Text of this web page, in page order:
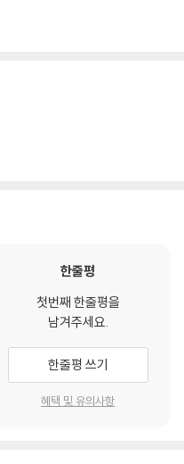
한줄평
첫번째 한줄평을
남겨주세요.
한줄평 쓰기
혜택 및 유의사항